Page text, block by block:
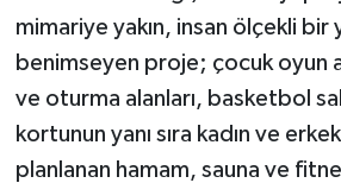
mimariye yakın, insan ölçekli bir
benimseyen proje; çocuk oyun
ve oturma alanları, basketbol
kortunun yanı sıra kadın ve
planlanan hamam, sauna ve